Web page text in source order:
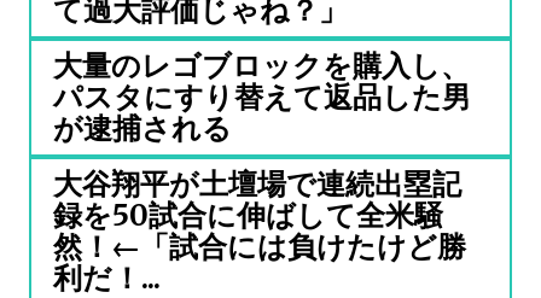
て過大評価じゃね？」
大量のレゴブロックを購入し、
パスタにすり替えて返品した男
が逮捕される
大谷翔平が土壇場で連続出塁記
録を50試合に伸ばして全米騒
然！←「試合には負けたけど勝
利だ！...